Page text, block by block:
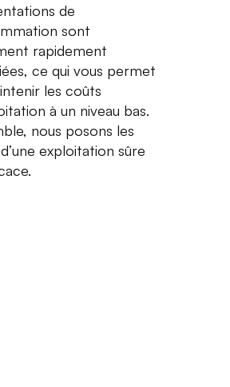
de
sont
rapidement
ce qui vous permet
les coûts
à un niveau bas.
nous posons les
exploitation sûre